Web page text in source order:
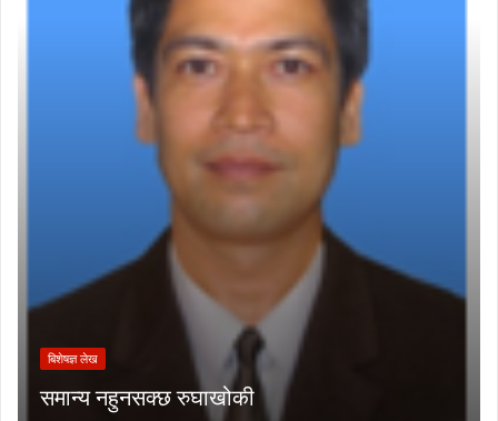
बिशेषज्ञ लेख
समान्य नहुनसक्छ रुघाखोकी